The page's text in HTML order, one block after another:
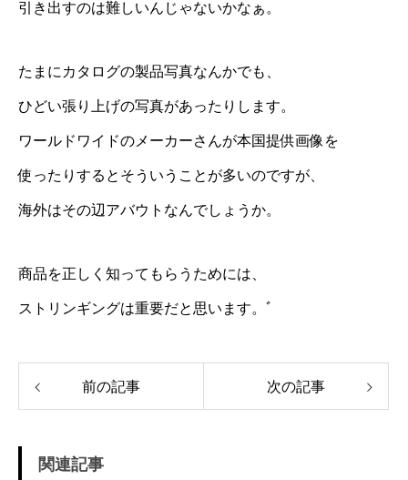
引き出すのは難しいんじゃないかなぁ。
たまにカタログの製品写真なんかでも、
ひどい張り上げの写真があったりします。
ワールドワイドのメーカーさんが本国提供画像を
使ったりするとそういうことが多いのですが、
海外はその辺アバウトなんでしょうか。
商品を正しく知ってもらうためには、
ストリンギングは重要だと思います。ﾞ
前の記事 次の記事
関連記事